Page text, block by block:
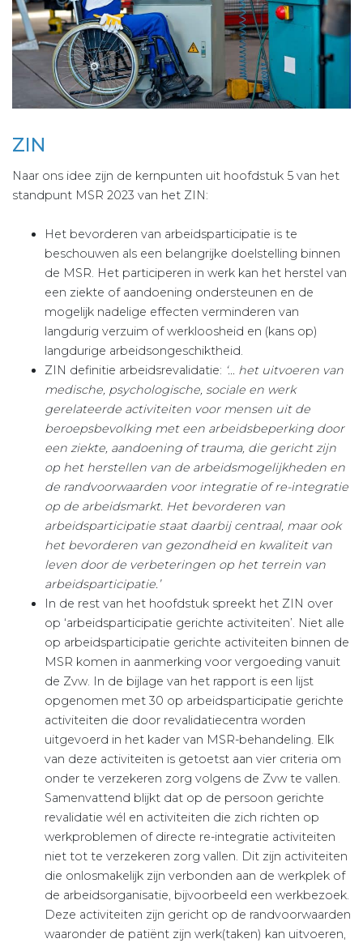
ZIN
Naar ons idee zijn de kernpunten uit hoofdstuk 5 van het
standpunt MSR 2023 van het ZIN:
Het bevorderen van arbeidsparticipatie is te
beschouwen als een belangrijke doelstelling binnen
de MSR. Het participeren in werk kan het herstel van
een ziekte of aandoening ondersteunen en de
mogelijk nadelige effecten verminderen van
langdurig verzuim of werkloosheid en (kans op)
langdurige arbeidsongeschiktheid.
ZIN definitie arbeidsrevalidatie: ‘… het uitvoeren van
medische, psychologische, sociale en werk
gerelateerde activiteiten voor mensen uit de
beroepsbevolking met een arbeidsbeperking door
een ziekte, aandoening of trauma, die gericht zijn
op het herstellen van de arbeidsmogelijkheden en
de randvoorwaarden voor integratie of re-integratie
op de arbeidsmarkt. Het bevorderen van
arbeidsparticipatie staat daarbij centraal, maar ook
het bevorderen van gezondheid en kwaliteit van
leven door de verbeteringen op het terrein van
arbeidsparticipatie.’
In de rest van het hoofdstuk spreekt het ZIN over
op ‘arbeidsparticipatie gerichte activiteiten’. Niet alle
op arbeidsparticipatie gerichte activiteiten binnen de
MSR komen in aanmerking voor vergoeding vanuit
de Zvw. In de bijlage van het rapport is een lijst
opgenomen met 30 op arbeidsparticipatie gerichte
activiteiten die door revalidatiecentra worden
uitgevoerd in het kader van MSR-behandeling. Elk
van deze activiteiten is getoetst aan vier criteria om
onder te verzekeren zorg volgens de Zvw te vallen.
Samenvattend blijkt dat op de persoon gerichte
revalidatie wél en activiteiten die zich richten op
werkproblemen of directe re-integratie activiteiten
niet tot te verzekeren zorg vallen. Dit zijn activiteiten
die onlosmakelijk zijn verbonden aan de werkplek of
de arbeidsorganisatie, bijvoorbeeld een werkbezoek.
Deze activiteiten zijn gericht op de randvoorwaarden
waaronder de patiënt zijn werk(taken) kan uitvoeren,